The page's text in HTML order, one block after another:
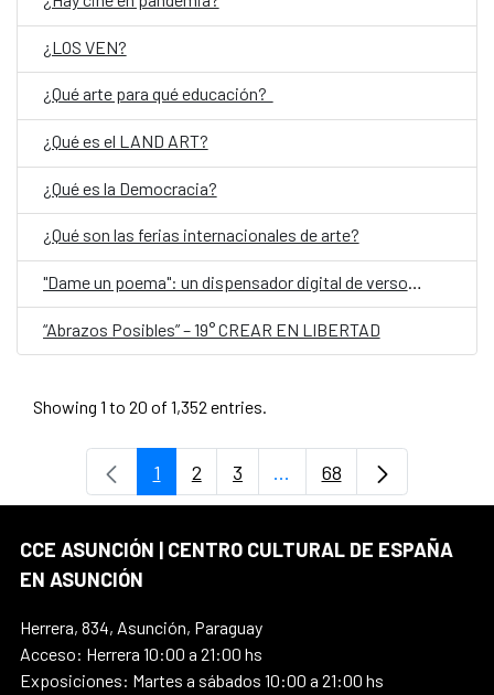
¿LOS VEN?
¿Qué arte para qué educación?
¿Qué es el LAND ART?
¿Qué es la Democracia?
¿Qué son las ferias internacionales de arte?
"Dame un poema": un dispensador digital de versos, en el Día Mundial de la Poesía
“Abrazos Posibles” – 19° CREAR EN LIBERTAD
Showing 1 to 20 of 1,352 entries.
Page
1 Page
2 Page
3 ...Intermediate Pages Use
Page
68
CCE ASUNCIÓN | CENTRO CULTURAL DE ESPAÑA
EN ASUNCIÓN
Herrera, 834, Asunción, Paraguay
Acceso: Herrera 10:00 a 21:00 hs
Exposiciones: Martes a sábados 10:00 a 21:00 hs